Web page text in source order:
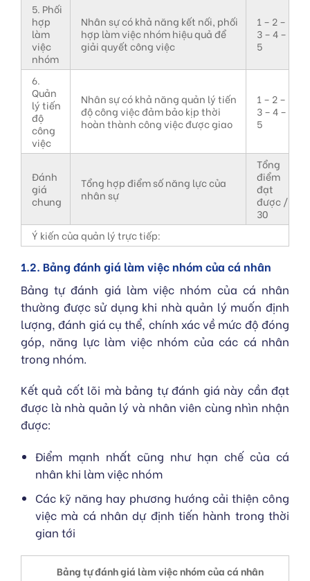
5. Phối
hợp
làm
việc
nhóm
Nhân sự có khả năng kết nối, phối
hợp làm việc nhóm hiệu quả để
giải quyết công việc
1 – 2 –
3 – 4 –
5
6.
Quản
lý tiến
độ
công
việc
Nhân sự có khả năng quản lý tiến
độ công việc đảm bảo kịp thời
hoàn thành công việc được giao
1 – 2 –
3 – 4 –
5
Đánh
giá
chung
Tổng hợp điểm số năng lực của
nhân sự
Tổng
điểm
đạt
được /
30
Ý kiến của quản lý trực tiếp:
1.2. Bảng đánh giá làm việc nhóm của cá nhân
Bảng tự đánh giá làm việc nhóm của cá nhân
thường được sử dụng khi nhà quản lý muốn định
lượng, đánh giá cụ thể, chính xác về mức độ đóng
góp, năng lực làm việc nhóm của các cá nhân
trong nhóm.
Kết quả cốt lõi mà bảng tự đánh giá này cần đạt
được là nhà quản lý và nhân viên cùng nhìn nhận
được:
Điểm mạnh nhất cũng như hạn chế của cá
nhân khi làm việc nhóm
Các kỹ năng hay phương hướng cải thiện công
việc mà cá nhân dự định tiến hành trong thời
gian tới
Bảng tự đánh giá làm việc nhóm của cá nhân